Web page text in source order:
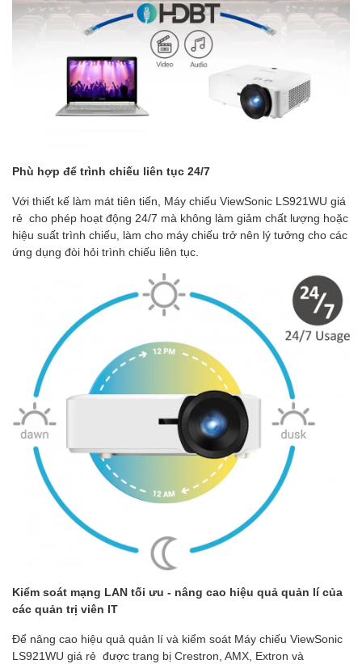
Phù hợp để trình chiếu liên tục 24/7
Với thiết kế làm mát tiên tiến, Máy chiếu ViewSonic LS921WU giá
rẻ cho phép hoạt động 24/7 mà không làm giảm chất lượng hoặc
hiệu suất trình chiếu, làm cho máy chiếu trở nên lý tưởng cho các
ứng dụng đòi hỏi trình chiếu liên tục.
Kiểm soát mạng LAN tối ưu - nâng cao hiệu quả quản lí của
các quản trị viên IT
Để nâng cao hiệu quả quản lí và kiểm soát Máy chiếu ViewSonic
LS921WU giá rẻ được trang bị Crestron, AMX, Extron và